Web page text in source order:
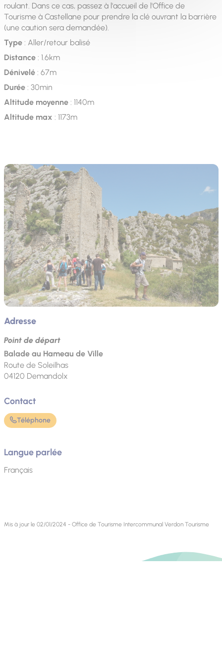
roulant. Dans ce cas, passez à l'accueil de l'Office de
Tourisme à Castellane pour prendre la clé ouvrant la barrière
(une caution sera demandée).
Type: Aller/retour balisé
Distance: 1.6km
Dénivelé: 67m
Durée: 30min
Altitude moyenne: 1140m
Altitude max : 1173m
Adresse
Point de départ
Balade au Hameau de Ville
Route de Soleilhas
04120 Demandolx
Contact
Téléphone
Langue parlée
Français
Mis à jour le 02/01/2024 - Office de Tourisme Intercommunal Verdon Tourisme